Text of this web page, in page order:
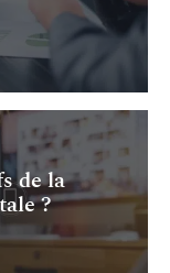
de la
?